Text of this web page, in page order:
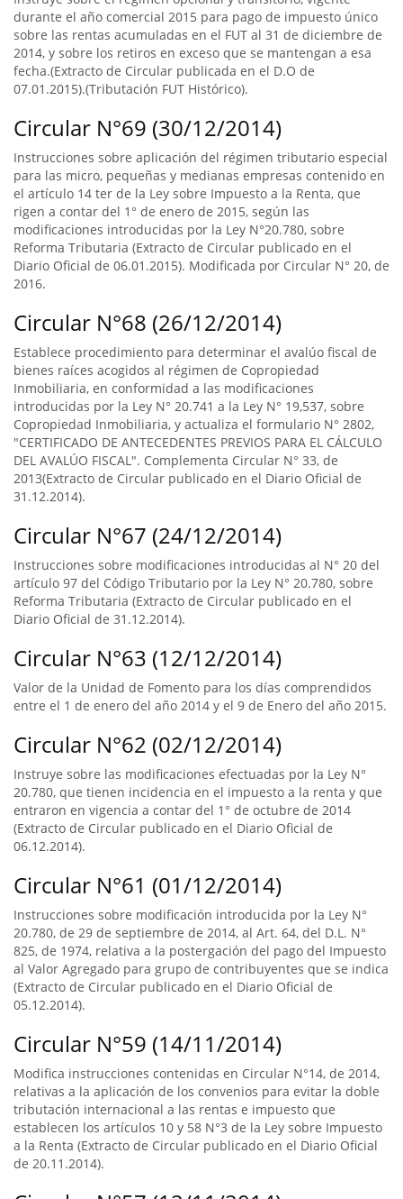
durante el año comercial 2015 para pago de impuesto único
sobre las rentas acumuladas en el FUT al 31 de diciembre de
2014, y sobre los retiros en exceso que se mantengan a esa
fecha.(Extracto de Circular publicada en el D.O de
07.01.2015).(Tributación FUT Histórico).
Circular N°69 (30/12/2014)
Instrucciones sobre aplicación del régimen tributario especial
para las micro, pequeñas y medianas empresas contenido en
el artículo 14 ter de la Ley sobre Impuesto a la Renta, que
rigen a contar del 1° de enero de 2015, según las
modificaciones introducidas por la Ley N°20.780, sobre
Reforma Tributaria (Extracto de Circular publicado en el
Diario Oficial de 06.01.2015). Modificada por Circular N° 20, de
2016.
Circular N°68 (26/12/2014)
Establece procedimiento para determinar el avalúo fiscal de
bienes raíces acogidos al régimen de Copropiedad
Inmobiliaria, en conformidad a las modificaciones
introducidas por la Ley N° 20.741 a la Ley N° 19,537, sobre
Copropiedad Inmobiliaria, y actualiza el formulario N° 2802,
"CERTIFICADO DE ANTECEDENTES PREVIOS PARA EL CÁLCULO
DEL AVALÚO FISCAL". Complementa Circular N° 33, de
2013(Extracto de Circular publicado en el Diario Oficial de
31.12.2014).
Circular N°67 (24/12/2014)
Instrucciones sobre modificaciones introducidas al N° 20 del
artículo 97 del Código Tributario por la Ley N° 20.780, sobre
Reforma Tributaria (Extracto de Circular publicado en el
Diario Oficial de 31.12.2014).
Circular N°63 (12/12/2014)
Valor de la Unidad de Fomento para los días comprendidos
entre el 1 de enero del año 2014 y el 9 de Enero del año 2015.
Circular N°62 (02/12/2014)
Instruye sobre las modificaciones efectuadas por la Ley N°
20.780, que tienen incidencia en el impuesto a la renta y que
entraron en vigencia a contar del 1° de octubre de 2014
(Extracto de Circular publicado en el Diario Oficial de
06.12.2014).
Circular N°61 (01/12/2014)
Instrucciones sobre modificación introducida por la Ley N°
20.780, de 29 de septiembre de 2014, al Art. 64, del D.L. N°
825, de 1974, relativa a la postergación del pago del Impuesto
al Valor Agregado para grupo de contribuyentes que se indica
(Extracto de Circular publicado en el Diario Oficial de
05.12.2014).
Circular N°59 (14/11/2014)
Modifica instrucciones contenidas en Circular N°14, de 2014,
relativas a la aplicación de los convenios para evitar la doble
tributación internacional a las rentas e impuesto que
establecen los artículos 10 y 58 N°3 de la Ley sobre Impuesto
a la Renta (Extracto de Circular publicado en el Diario Oficial
de 20.11.2014).